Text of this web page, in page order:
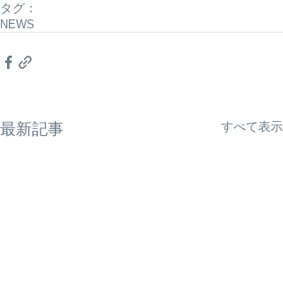
タグ：
NEWS
最新記事 すべて表示